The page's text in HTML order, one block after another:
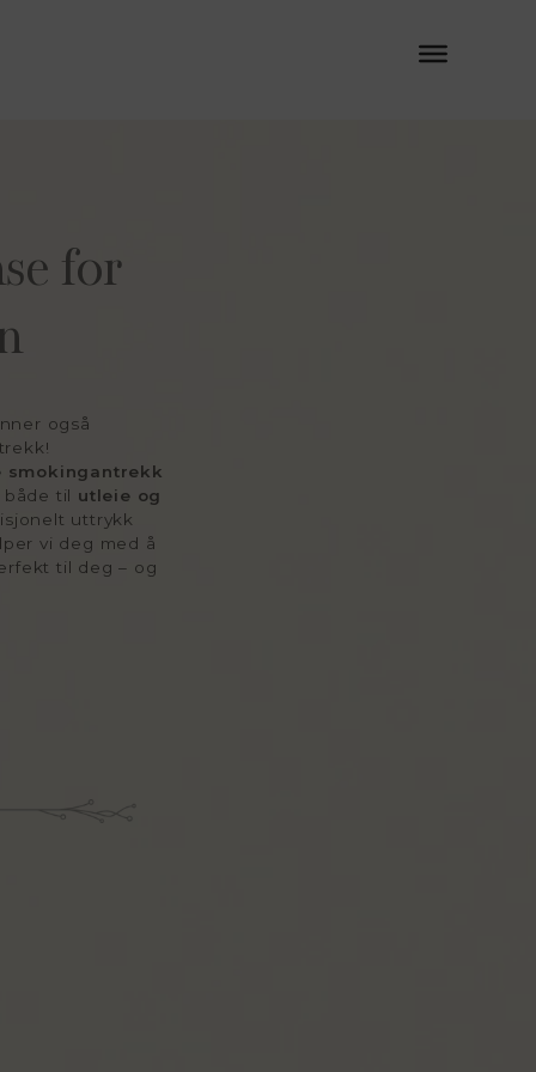
for
også
smokingantrekk
både til utleie og
uttrykk
vi deg med å
til deg – og